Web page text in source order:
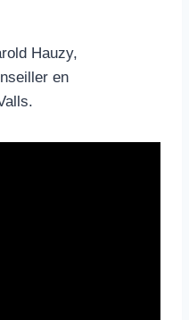
Hauzy,
en